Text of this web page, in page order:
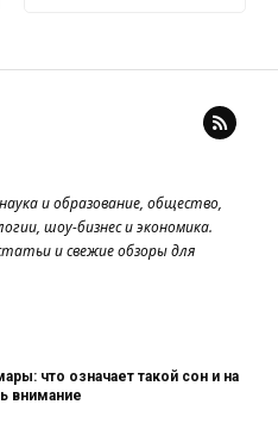
и образование, общество,
шоу-бизнес и экономика.
и свежие обзоры для
что означает такой сон и на
внимание